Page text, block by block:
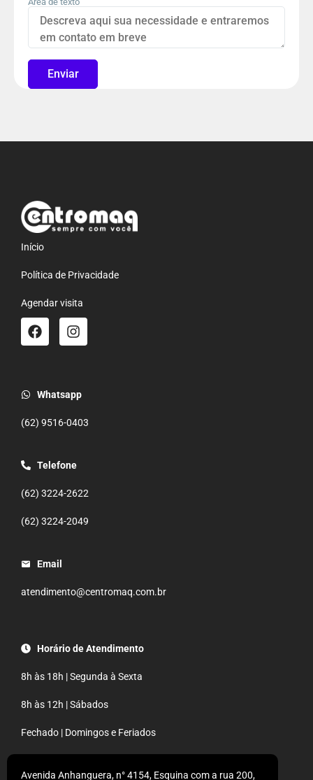
Enviar
Início
Política de Privacidade
Agendar visita
Whatsapp
(62) 9516-0403
Telefone
(62) 3224-2622
(62) 3224-2049
Email
atendimento@centromaq.com.br
Horário de Atendimento
8h às 18h | Segunda à Sexta
8h às 12h | Sábados
Fechado | Domingos e Feriados
Avenida Anhanguera, n° 4154, Esquina com a rua 200,